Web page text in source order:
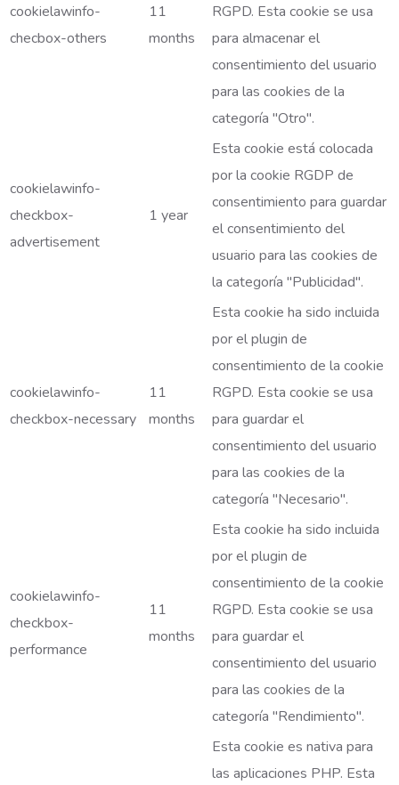
cookielawinfo-
checbox-others
11
months
RGPD. Esta cookie se usa
para almacenar el
consentimiento del usuario
para las cookies de la
categoría "Otro".
cookielawinfo-
checkbox-
advertisement
1 year
Esta cookie está colocada
por la cookie RGDP de
consentimiento para guardar
el consentimiento del
usuario para las cookies de
la categoría "Publicidad".
cookielawinfo-
checkbox-necessary
11
months
Esta cookie ha sido incluida
por el plugin de
consentimiento de la cookie
RGPD. Esta cookie se usa
para guardar el
consentimiento del usuario
para las cookies de la
categoría "Necesario".
cookielawinfo-
checkbox-
performance
11
months
Esta cookie ha sido incluida
por el plugin de
consentimiento de la cookie
RGPD. Esta cookie se usa
para guardar el
consentimiento del usuario
para las cookies de la
categoría "Rendimiento".
Esta cookie es nativa para
las aplicaciones PHP. Esta